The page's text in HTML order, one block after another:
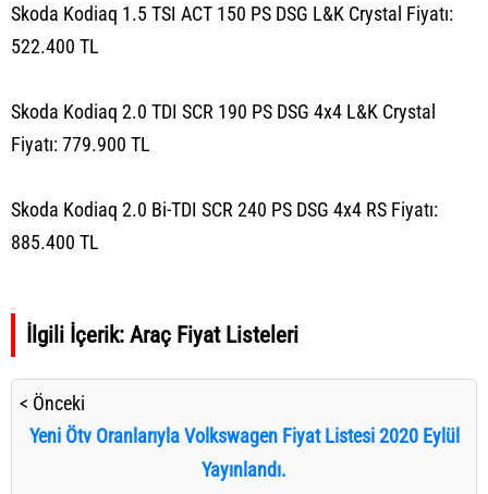
Skoda Kodiaq 1.5 TSI ACT 150 PS DSG L&K Crystal Fiyatı:
522.400 TL
Skoda Kodiaq 2.0 TDI SCR 190 PS DSG 4x4 L&K Crystal
Fiyatı: 779.900 TL
Skoda Kodiaq 2.0 Bi-TDI SCR 240 PS DSG 4x4 RS Fiyatı:
885.400 TL
İlgili İçerik: Araç Fiyat Listeleri
< Önceki
Yeni Ötv Oranlarıyla Volkswagen Fiyat Listesi 2020 Eylül
Yayınlandı.